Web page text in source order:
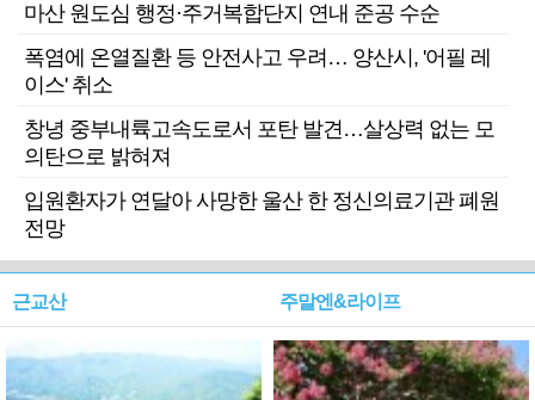
마산 원도심 행정·주거복합단지 연내 준공 수순
폭염에 온열질환 등 안전사고 우려… 양산시, '어필 레
이스' 취소
창녕 중부내륙고속도로서 포탄 발견…살상력 없는 모
의탄으로 밝혀져
입원환자가 연달아 사망한 울산 한 정신의료기관 폐원
전망
근교산 주말엔&라이프